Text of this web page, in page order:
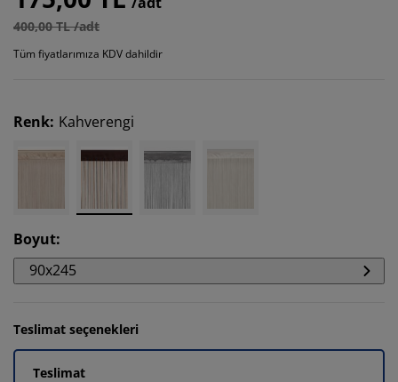
400,00 TL /adt
Tüm fiyatlarımıza KDV dahildir
Renk: Kahverengi
Boyut:
90x245
Teslimat seçenekleri
Teslimat